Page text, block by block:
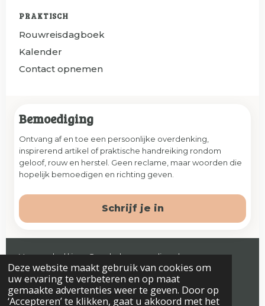
Deze website maakt gebruik van cookies om
uw ervaring te verbeteren en op maat
gemaakte advertenties weer te geven. Door op
‘Accepteren’ te klikken, gaat u akkoord met het
PRAKTISCH
Rouwreisdagboek
Kalender
Contact opnemen
Bemoediging
Ontvang af en toe een persoonlijke overdenking,
inspirerend artikel of praktische handreiking rondom
geloof, rouw en herstel. Geen reclame, maar woorden die
hopelijk bemoedigen en richting geven.
Schrijf je in
Veenendaal | jaap@prelude-counseling.nl
© 2026 Prelude. Alle rechten voorbehouden.